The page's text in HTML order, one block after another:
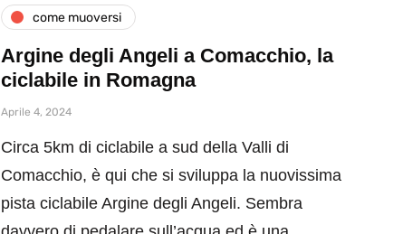
come muoversi
Argine degli Angeli a Comacchio, la
ciclabile in Romagna
Aprile 4, 2024
Circa 5km di ciclabile a sud della Valli di
Comacchio, è qui che si sviluppa la nuovissima
pista ciclabile Argine degli Angeli. Sembra